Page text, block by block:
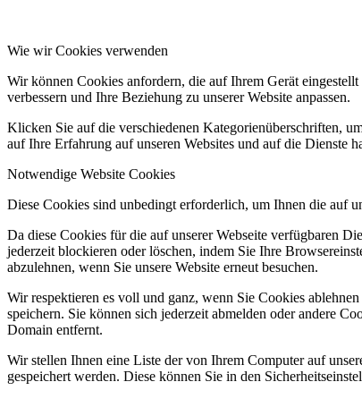
Wie wir Cookies verwenden
Wir können Cookies anfordern, die auf Ihrem Gerät
verbessern und Ihre Beziehung zu unserer Website anpassen.
Klicken Sie auf die verschiedenen Kategorienüberschriften,
auf Ihre Erfahrung auf unseren Websites und auf die Dienste
Notwendige Website Cookies
Diese Cookies sind unbedingt erforderlich, um Ihnen die auf
Da diese Cookies für die auf unserer Webseite verfügbaren
jederzeit blockieren oder löschen, indem Sie Ihre
abzulehnen, wenn Sie unsere Website erneut besuchen.
Wir respektieren es voll und ganz, wenn Sie Cookies
speichern. Sie können sich jederzeit abmelden oder andere
Domain entfernt.
Wir stellen Ihnen eine Liste der von Ihrem Computer auf
gespeichert werden. Diese können Sie in den